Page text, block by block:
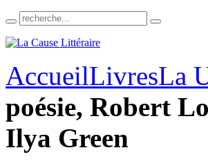
AccueilLivresLa
poésie, Robert
Ilya Green